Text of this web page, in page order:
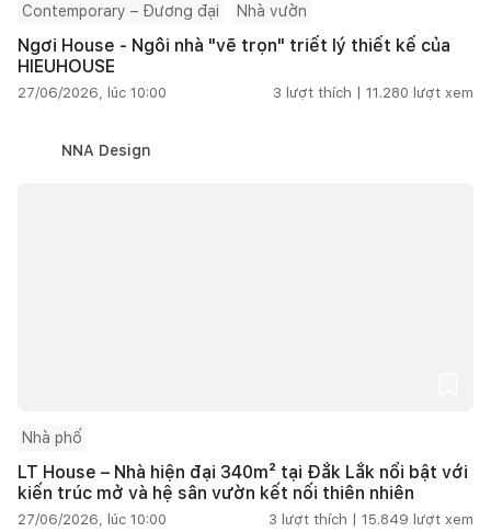
Contemporary – Đương đại Nhà vườn
Ngơi House - Ngôi nhà "vẽ trọn" triết lý thiết kế của
HIEUHOUSE
27/06/2026, lúc 10:00 3 lượt thích | 11.280 lượt xem
NNA Design
Nhà phố
LT House – Nhà hiện đại 340m² tại Đắk Lắk nổi bật với
kiến trúc mở và hệ sân vườn kết nối thiên nhiên
27/06/2026, lúc 10:00 3 lượt thích | 15.849 lượt xem